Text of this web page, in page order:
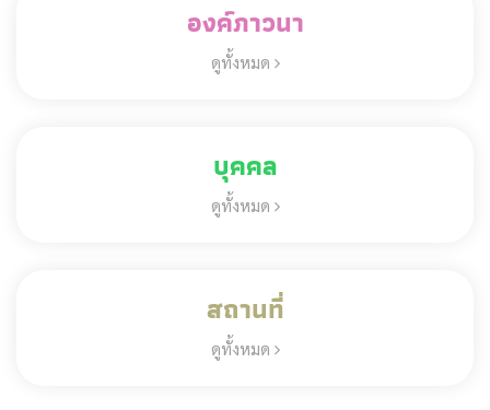
องค์ภาวนา
ดูทั้งหมด
บุคคล
ดูทั้งหมด
สถานที่
ดูทั้งหมด